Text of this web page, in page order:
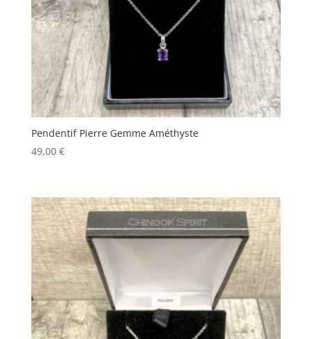
Pendentif Pierre Gemme Améthyste
49,00 €